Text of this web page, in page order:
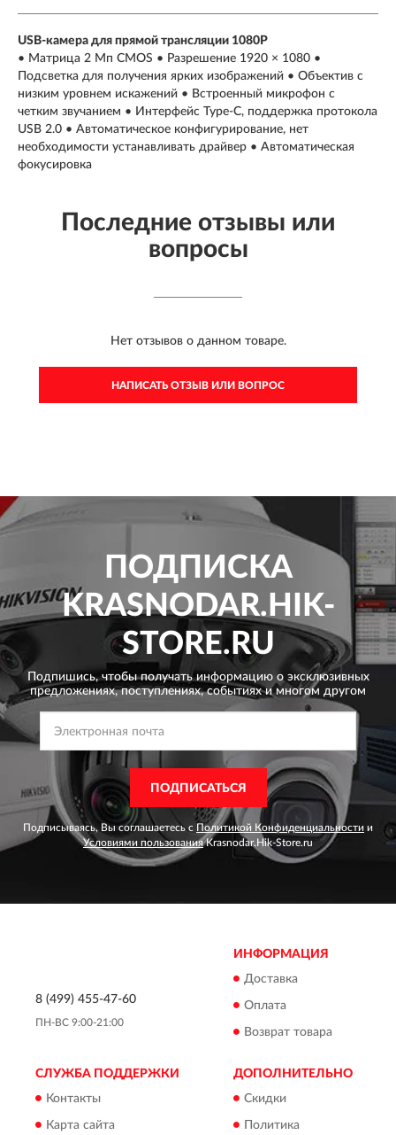
USB-камера для прямой трансляции 1080P
• Матрица 2 Мп CMOS • Разрешение 1920 × 1080 •
Подсветка для получения ярких изображений • Объектив с
низким уровнем искажений • Встроенный микрофон с
четким звучанием • Интерфейс Type-C, поддержка протокола
USB 2.0 • Автоматическое конфигурирование, нет
необходимости устанавливать драйвер • Автоматическая
фокусировка
Последние отзывы или
вопросы
Нет отзывов о данном товаре.
НАПИСАТЬ ОТЗЫВ ИЛИ ВОПРОС
ПОДПИСКА
KRASNODAR.HIK-
STORE.RU
Подпишись, чтобы получать информацию о эксклюзивных
предложениях,поступлениях, событиях и многом другом
ПОДПИСАТЬСЯ
Подписываясь, Вы соглашаетесь с Политикой Конфиденциальности и
Условиями пользованияKrasnodar.Hik-Store.ru
8 (499) 455-47-60
ПН-ВС 9:00-21:00
ИНФОРМАЦИЯ
Доставка
Оплата
Возврат товара
СЛУЖБА ПОДДЕРЖКИ
Контакты
Карта сайта
ДОПОЛНИТЕЛЬНО
Скидки
Политика